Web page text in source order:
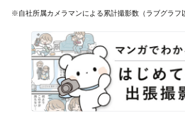
※自社所属カメラマンによる累計撮影数（ラブグラフ